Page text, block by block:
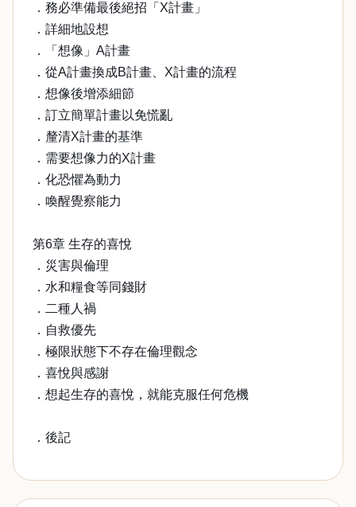
．務必準備最後絕招「X計畫」
．詳細地設想
．「想像」A計畫
．從A計畫換成B計畫、X計畫的流程
．想像後增添細節
．訂立簡單計畫以免慌亂
．釐清X計畫的基準
．需要想像力的X計畫
．化恐懼為動力
．喚醒覺察能力
第6章 生存的喜悅
．災害與倫理
．水和糧食等同錢財
．二種人禍
．自救優先
．極限狀態下不存在倫理觀念
．喜悅與感謝
．想起生存的喜悅，就能克服任何危機
．後記